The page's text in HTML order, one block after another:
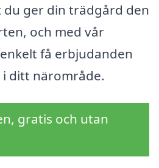
du ger din trädgård den
och med vår
få erbjudanden
ditt närområde.
gratis och utan